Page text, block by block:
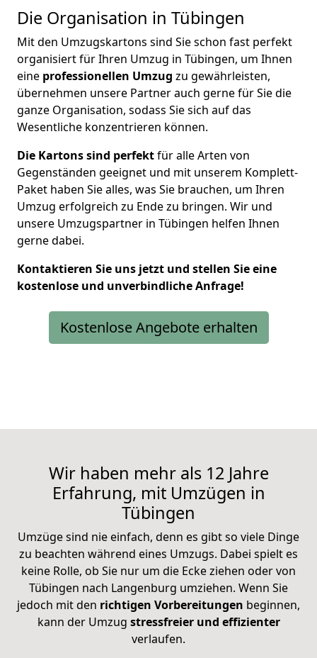
Die Organisation in Tübingen
Mit den Umzugskartons sind Sie schon fast perfekt
organisiert für Ihren Umzug in Tübingen, um Ihnen
eine professionellen Umzug zu gewährleisten,
übernehmen unsere Partner auch gerne für Sie die
ganze Organisation, sodass Sie sich auf das
Wesentliche konzentrieren können.
Die Kartons sind perfektfür alle Arten von
Gegenständen geeignet und mit unserem Komplett-
Paket haben Sie alles, was Sie brauchen, um Ihren
Umzug erfolgreich zu Ende zu bringen. Wir und
unsere Umzugspartner in Tübingen helfen Ihnen
gerne dabei.
Kontaktieren Sie uns jetzt und stellen Sie eine
kostenlose und unverbindliche Anfrage!
Kostenlose Angebote erhalten
Wir haben mehr als 12 Jahre
Erfahrung, mit Umzügen in
Tübingen
Umzüge sind nie einfach, denn es gibt so viele Dinge
zu beachten während eines Umzugs. Dabei spielt es
keine Rolle, ob Sie nur um die Ecke ziehen oder von
Tübingen nach Langenburg umziehen. Wenn Sie
jedoch mit den richtigen Vorbereitungen beginnen,
kann der Umzug stressfreier und effizienter
verlaufen.